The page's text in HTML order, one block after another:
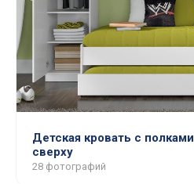
Детская кровать с полками
сверху
28 фотографий